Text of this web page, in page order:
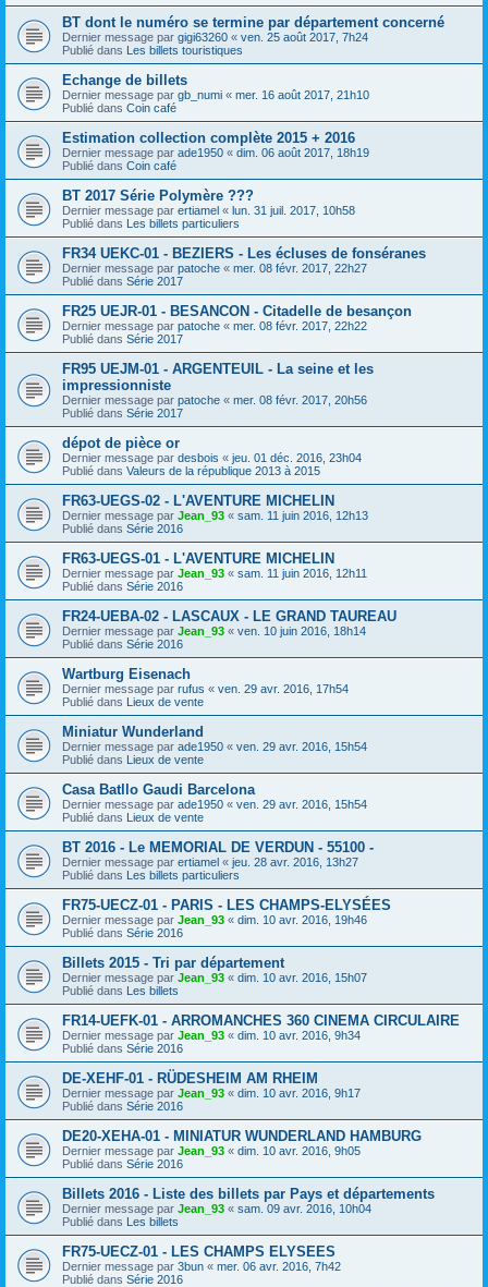
BT dont le numéro se termine par département concerné
Dernier message par gigi63260 « ven. 25 août 2017, 7h24
Publié dans Les billets touristiques
Echange de billets
Dernier message par gb_numi « mer. 16 août 2017, 21h10
Publié dans Coin café
Estimation collection complète 2015 + 2016
Dernier message par ade1950 « dim. 06 août 2017, 18h19
Publié dans Coin café
BT 2017 Série Polymère ???
Dernier message par ertiamel « lun. 31 juil. 2017, 10h58
Publié dans Les billets particuliers
FR34 UEKC-01 - BEZIERS - Les écluses de fonséranes
Dernier message par patoche « mer. 08 févr. 2017, 22h27
Publié dans Série 2017
FR25 UEJR-01 - BESANCON - Citadelle de besançon
Dernier message par patoche « mer. 08 févr. 2017, 22h22
Publié dans Série 2017
FR95 UEJM-01 - ARGENTEUIL - La seine et les
impressionniste
Dernier message par patoche « mer. 08 févr. 2017, 20h56
Publié dans Série 2017
dépot de pièce or
Dernier message par desbois « jeu. 01 déc. 2016, 23h04
Publié dans Valeurs de la république 2013 à 2015
FR63-UEGS-02 - L'AVENTURE MICHELIN
Dernier message par Jean_93 « sam. 11 juin 2016, 12h13
Publié dans Série 2016
FR63-UEGS-01 - L'AVENTURE MICHELIN
Dernier message par Jean_93 « sam. 11 juin 2016, 12h11
Publié dans Série 2016
FR24-UEBA-02 - LASCAUX - LE GRAND TAUREAU
Dernier message par Jean_93 « ven. 10 juin 2016, 18h14
Publié dans Série 2016
Wartburg Eisenach
Dernier message par rufus « ven. 29 avr. 2016, 17h54
Publié dans Lieux de vente
Miniatur Wunderland
Dernier message par ade1950 « ven. 29 avr. 2016, 15h54
Publié dans Lieux de vente
Casa Batllo Gaudi Barcelona
Dernier message par ade1950 « ven. 29 avr. 2016, 15h54
Publié dans Lieux de vente
BT 2016 - Le MEMORIAL DE VERDUN - 55100 -
Dernier message par ertiamel « jeu. 28 avr. 2016, 13h27
Publié dans Les billets particuliers
FR75-UECZ-01 - PARIS - LES CHAMPS-ELYSÉES
Dernier message par Jean_93 « dim. 10 avr. 2016, 19h46
Publié dans Série 2016
Billets 2015 - Tri par département
Dernier message par Jean_93 « dim. 10 avr. 2016, 15h07
Publié dans Les billets
FR14-UEFK-01 - ARROMANCHES 360 CINEMA CIRCULAIRE
Dernier message par Jean_93 « dim. 10 avr. 2016, 9h34
Publié dans Série 2016
DE-XEHF-01 - RÜDESHEIM AM RHEIM
Dernier message par Jean_93 « dim. 10 avr. 2016, 9h17
Publié dans Série 2016
DE20-XEHA-01 - MINIATUR WUNDERLAND HAMBURG
Dernier message par Jean_93 « dim. 10 avr. 2016, 9h05
Publié dans Série 2016
Billets 2016 - Liste des billets par Pays et départements
Dernier message par Jean_93 « sam. 09 avr. 2016, 10h04
Publié dans Les billets
FR75-UECZ-01 - LES CHAMPS ELYSEES
Dernier message par 3bun « mer. 06 avr. 2016, 7h42
Publié dans Série 2016